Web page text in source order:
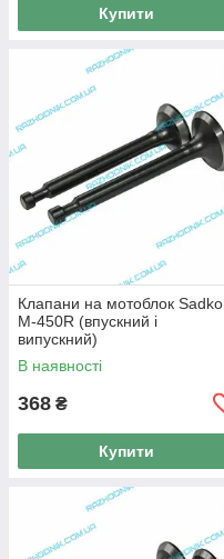
Купити
Клапани на мотоблок Sadko
M-450R (впускний і
випускний)
В наявності
368 ₴
Купити